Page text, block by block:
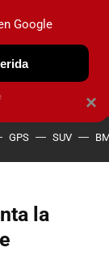
GPS SUV
la
×
Google